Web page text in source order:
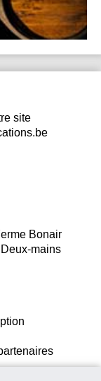
site
Bonair
mains